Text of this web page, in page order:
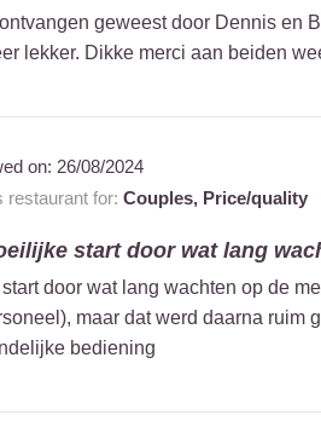
geweest door Dennis en
lekker. Dikke merci aan beiden
on: 26/08/2024
for: Couples, Price/quality
start door wat lang
door wat lang wachten op de
maar dat werd daarna ruim
bediening